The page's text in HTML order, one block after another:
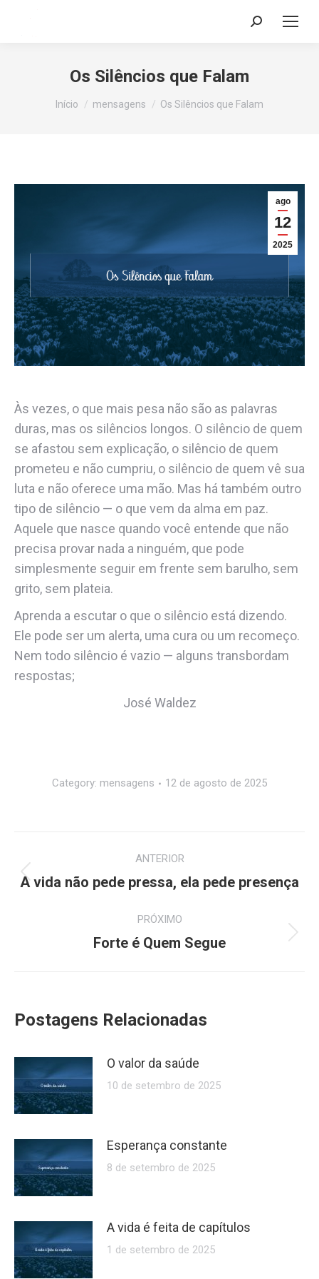
Search:
Os Silêncios que Falam
Você está aqui:
Início mensagens Os Silêncios que Falam
ago
12
2025
Às vezes, o que mais pesa não são as palavras
duras, mas os silêncios longos. O silêncio de quem
se afastou sem explicação, o silêncio de quem
prometeu e não cumpriu, o silêncio de quem vê sua
luta e não oferece uma mão. Mas há também outro
tipo de silêncio — o que vem da alma em paz.
Aquele que nasce quando você entende que não
precisa provar nada a ninguém, que pode
simplesmente seguir em frente sem barulho, sem
grito, sem plateia.
Aprenda a escutar o que o silêncio está dizendo.
Ele pode ser um alerta, uma cura ou um recomeço.
Nem todo silêncio é vazio — alguns transbordam
respostas;
José Waldez
Category: mensagens 12 de agosto de 2025
de
ANTERIOR
Post
A vida não pede pressa, ela pede presença
PRÓXIMO
Próximo
Forte é Quem Segue
Postagens Relacionadas
O valor da saúde
10 de setembro de 2025
Esperança constante
8 de setembro de 2025
A vida é feita de capítulos
1 de setembro de 2025